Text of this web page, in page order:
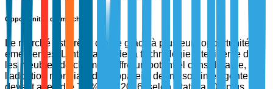
Opportunités du marché
Le marché est prêt à croître grâce à plusieurs opportunités
émergentes. L'intégration de la technologie intelligente dans
les meubles de chambre offre un potentiel considérable,
l'adoption mondiale des appareils de maison intelligente
devant atteindre 75 % d'ici 2026, selon Statista. De plus, les